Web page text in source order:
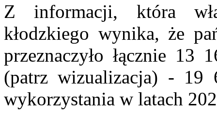
Z informacji, która
kłodzkiego wynika, że
przeznaczyło łącznie 13
(patrz wizualizacja) - 19
wykorzystania w latach